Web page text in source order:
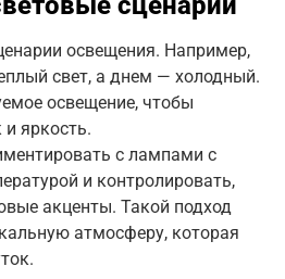
освещения. Например,
свет, а днем — холодный.
освещение, чтобы
и яркость.
с лампами с
и контролировать,
акценты. Такой подход
атмосферу, которая